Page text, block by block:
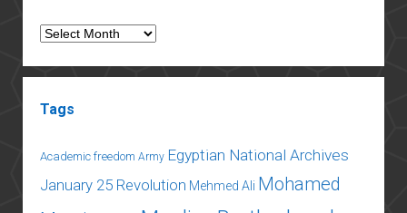
Archives
Tags
Academic freedom Army Egyptian National Archives
January 25 Revolution Mehmed Ali Mohamed